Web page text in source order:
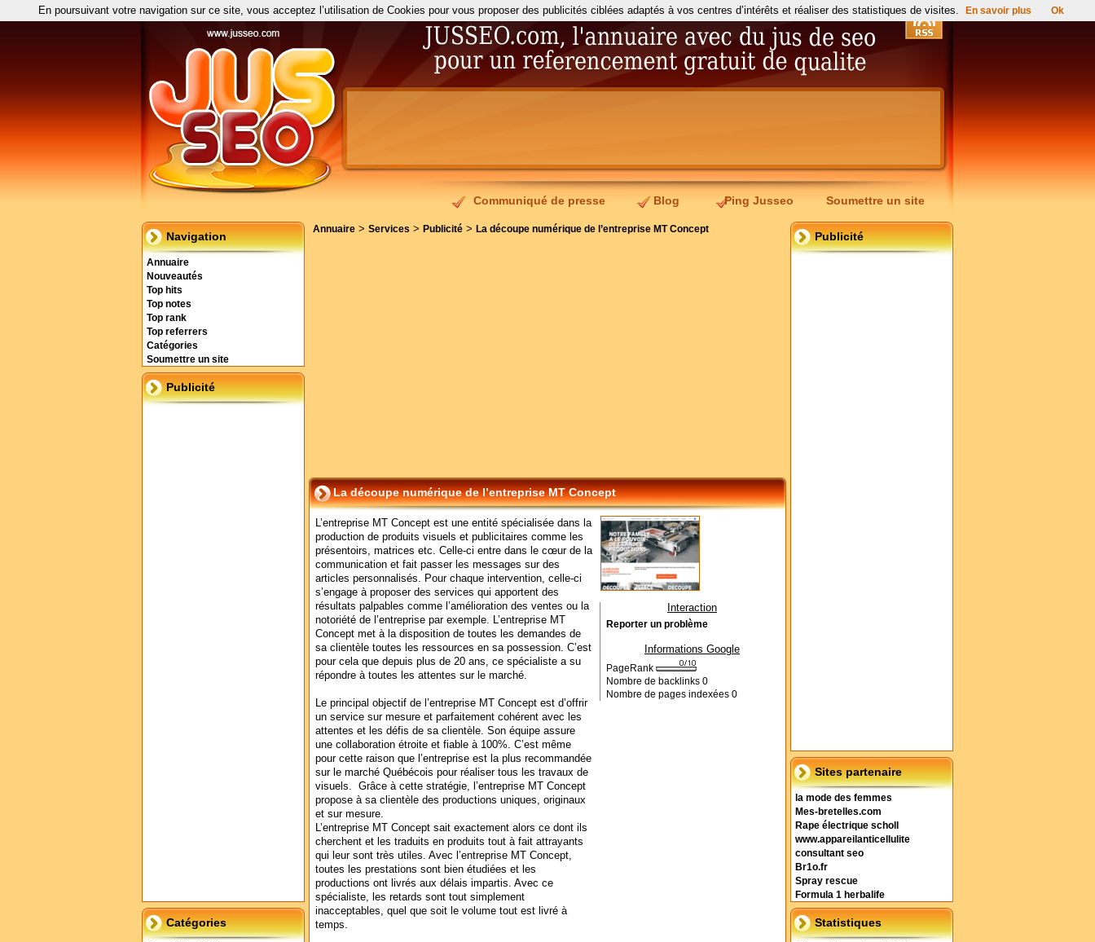
Communiqué de presse Blog Ping Jusseo Soumettre un site
Navigation
Annuaire
Nouveautés
Top hits
Top notes
Top rank
Top referrers
Catégories
Soumettre un site
Publicité
Catégories
Publicité
Sites partenaire
la mode des femmes
Mes-bretelles.com
Rape électrique scholl
www.appareilanticellulite
consultant seo
Br1o.fr
Spray rescue
Formula 1 herbalife
Statistiques
Annuaire > Services > Publicité > La découpe numérique de l’entreprise MT Concept
La découpe numérique de l’entreprise MT Concept
L’entreprise MT Concept est une entité spécialisée dans la
production de produits visuels et publicitaires comme les
présentoirs, matrices etc. Celle-ci entre dans le cœur de la
communication et fait passer les messages sur des
articles personnalisés. Pour chaque intervention, celle-ci
s’engage à proposer des services qui apportent des
résultats palpables comme l’amélioration des ventes ou la
notoriété de l’entreprise par exemple. L’entreprise MT
Concept met à la disposition de toutes les demandes de
sa clientèle toutes les ressources en sa possession. C’est
pour cela que depuis plus de 20 ans, ce spécialiste a su
répondre à toutes les attentes sur le marché.
Le principal objectif de l’entreprise MT Concept est d’offrir
un service sur mesure et parfaitement cohérent avec les
attentes et les défis de sa clientèle. Son équipe assure
une collaboration étroite et fiable à 100%. C’est même
pour cette raison que l’entreprise est la plus recommandée
sur le marché Québécois pour réaliser tous les travaux de
visuels. Grâce à cette stratégie, l’entreprise MT Concept
propose à sa clientèle des productions uniques, originaux
et sur mesure.
L’entreprise MT Concept sait exactement alors ce dont ils
cherchent et les traduits en produits tout à fait attrayants
qui leur sont très utiles. Avec l’entreprise MT Concept,
toutes les prestations sont bien étudiées et les
productions ont livrés aux délais impartis. Avec ce
spécialiste, les retards sont tout simplement
inacceptables, quel que soit le volume tout est livré à
temps.
Interaction
Reporter un problème
Informations Google
PageRank
Nombre de backlinks 0
Nombre de pages indexées 0
En poursuivant votre navigation sur ce site, vous acceptez l’utilisation de Cookies pour vous proposer des publicités ciblées adaptés à vos centres d’intérêts et réaliser des statistiques de visites. En savoir plus Ok